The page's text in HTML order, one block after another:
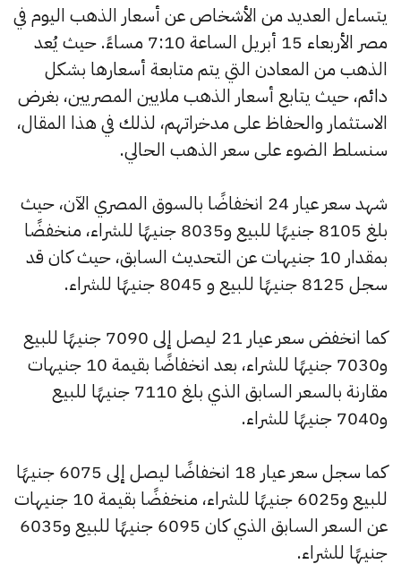
يتساءل العديد من الأشخاص عن أسعار الذهب اليوم في
مصر الأربعاء 15 أبريل الساعة 7:10 مساءً. حيث يُعد
الذهب من المعادن التي يتم متابعة أسعارها بشكل
دائم، حيث يتابع أسعار الذهب ملايين المصريين، بغرض
الاستثمار والحفاظ على مدخراتهم، لذلك في هذا المقال،
سنسلط الضوء على سعر الذهب الحالي.
شهد سعر عيار 24 انخفاضًا بالسوق المصري الآن، حيث
بلغ 8105 جنيهًا للبيع و8035 جنيهًا للشراء، منخفضًا
بمقدار 10 جنيهات عن التحديث السابق، حيث كان قد
سجل 8125 جنيهًا للبيع و 8045 جنيهًا للشراء.
كما انخفض سعر عيار 21 ليصل إلى 7090 جنيهًا للبيع
و7030 جنيهًا للشراء، بعد انخفاضًا بقيمة 10 جنيهات
مقارنة بالسعر السابق الذي بلغ 7110 جنيهًا للبيع
و7040 جنيهًا للشراء.
كما سجل سعر عيار 18 انخفاضًا ليصل إلى 6075 جنيهًا
للبيع و6025 جنيهًا للشراء، منخفضًا بقيمة 10 جنيهات
عن السعر السابق الذي كان 6095 جنيهًا للبيع و6035
جنيهًا للشراء.